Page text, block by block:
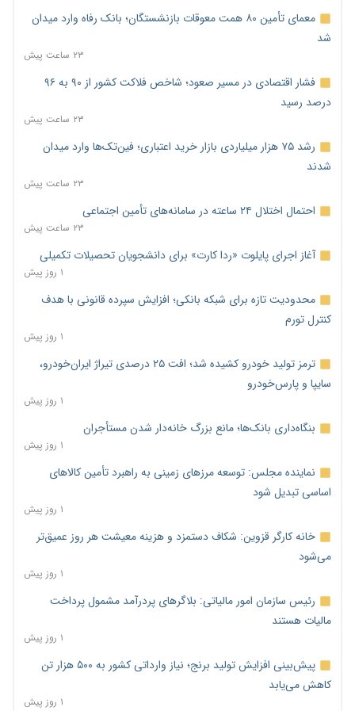
معمای تأمین ۸۰ همت معوقات بازنشستگان؛ بانک رفاه وارد میدان
شد
۲۳ ساعت پیش
فشار اقتصادی در مسیر صعود؛ شاخص فلاکت کشور از ۹۰ به ۹۶
درصد رسید
۲۳ ساعت پیش
رشد ۷۵ هزار میلیاردی بازار خرید اعتباری؛ فین‌تک‌ها وارد میدان
شدند
۲۳ ساعت پیش
احتمال اختلال ۲۴ ساعته در سامانه‌های تأمین اجتماعی
۲۳ ساعت پیش
آغاز اجرای پایلوت «ردا کارت» برای دانشجویان تحصیلات تکمیلی
۱ روز پیش
محدودیت تازه برای شبکه بانکی؛ افزایش سپرده قانونی با هدف
کنترل تورم
۱ روز پیش
ترمز تولید خودرو کشیده شد؛ افت ۲۵ درصدی تیراژ ایران‌خودرو،
سایپا و پارس‌خودرو
۱ روز پیش
بنگاه‌داری بانک‌ها؛ مانع بزرگ خانه‌دار شدن مستأجران
۱ روز پیش
نماینده مجلس: توسعه مرزهای زمینی به راهبرد تأمین کالاهای
اساسی تبدیل شود
۱ روز پیش
خانه کارگر قزوین: شکاف دستمزد و هزینه معیشت هر روز عمیق‌تر
می‌شود
۱ روز پیش
رئیس سازمان امور مالیاتی: بلاگرهای پردرآمد مشمول پرداخت
مالیات هستند
۱ روز پیش
پیش‌بینی افزایش تولید برنج؛ نیاز وارداتی کشور به ۵۰۰ هزار تن
کاهش می‌یابد
۱ روز پیش